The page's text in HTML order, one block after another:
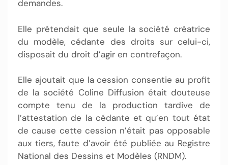
demandes.
Elle prétendait que seule la société créatrice
du modèle, cédante des droits sur celui-ci,
disposait du droit d’agir en contrefaçon.
Elle ajoutait que la cession consentie au profit
de la société Coline Diffusion était douteuse
compte tenu de la production tardive de
l’attestation de la cédante et qu’en tout état
de cause cette cession n’était pas opposable
aux tiers, faute d’avoir été publiée au Registre
National des Dessins et Modèles (RNDM).